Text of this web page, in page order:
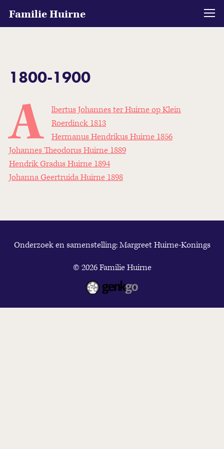
Familie Huirne
1800-1900
A
lbertus Johannes ter Huirne op Klein
Roerdinck 1813
Hermanus Hendrikus Huirne 1856
Johannes Theodorus Huirne 1889
Hendrik Gradus Huirne 1894
Johanna Geertruida Huirne 1898
Onderzoek en samenstelling: Margreet Huirne-Konings
© 2026Familie Huirne